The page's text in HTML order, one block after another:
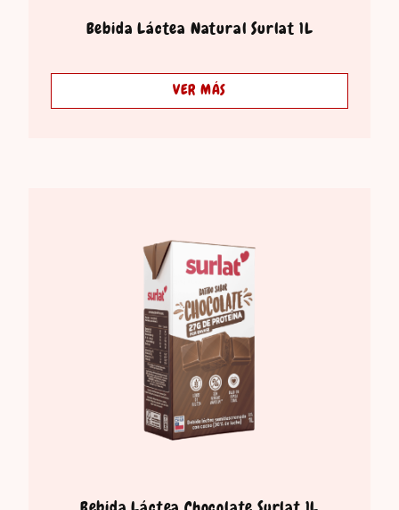
Bebida Láctea Natural Surlat 1L
VER MÁS